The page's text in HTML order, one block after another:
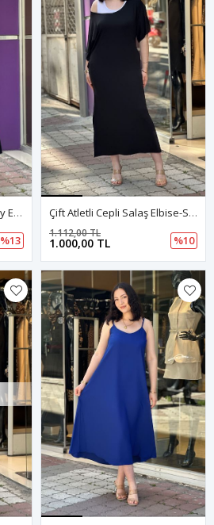
Arkası Toka Detay Midi Boy Elbise-Siyah
%13
Çift Atletli Cepli Salaş Elbise-Siyah
1.000,00 TL
1.112,00 TL
%10